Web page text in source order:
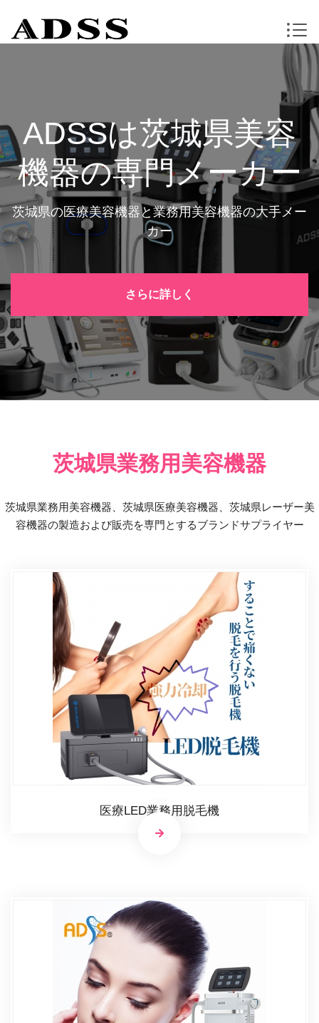
ADSSは茨城県美容
機器の専門メーカー
茨城県の医療美容機器と業務用美容機器の大手メー
カー
さらに詳しく
茨城県業務用美容機器
茨城県業務用美容機器、茨城県医療美容機器、茨城県レーザー美
容機器の製造および販売を専門とするブランドサプライヤー
医療LED業務用脱毛機